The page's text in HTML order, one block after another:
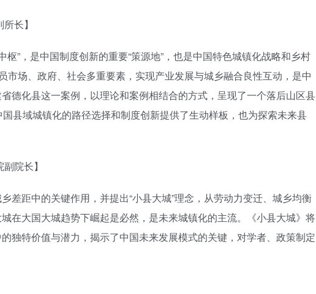
长】
”，是中国制度创新的重要“策源地”，也是中国特色城镇化战略和乡村
市场、政府、社会多重要素，实现产业发展与城乡融合良性互动，是中
德化县这一案例，以理论和案例相结合的方式，呈现了一个落后山区县
县域城镇化的路径选择和制度创新提供了生动样板，也为探索未来县
院长】
差距中的关键作用，并提出“小县大城”理念，从劳动力变迁、城乡均衡
在大国大城趋势下崛起是必然，是未来城镇化的主流。《小县大城》将
独特价值与潜力，揭示了中国未来发展模式的关键，对学者、政策制定